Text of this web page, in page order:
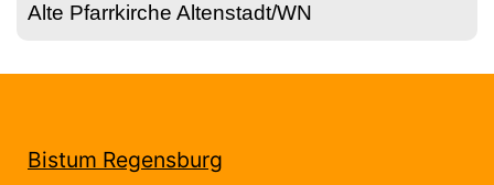
Alte Pfarrkirche Altenstadt/WN
Bistum Regensburg